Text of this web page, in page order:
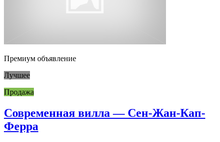
Премиум объявление
Лучшее
Продажа
Современная вилла — Сен-Жан-Кап-
Ферра